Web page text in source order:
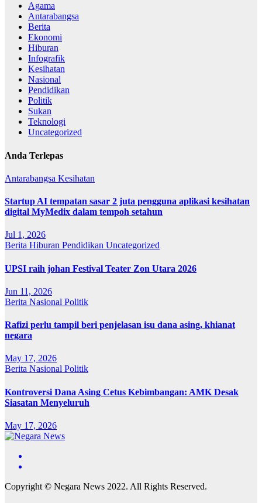
Agama
Antarabangsa
Berita
Ekonomi
Hiburan
Infografik
Kesihatan
Nasional
Pendidikan
Politik
Sukan
Teknologi
Uncategorized
Anda Terlepas
Antarabangsa Kesihatan
Startup AI tempatan sasar 2 juta pengguna aplikasi kesihatan
digital MyMedix dalam tempoh setahun
Jul 1, 2026
Berita Hiburan Pendidikan Uncategorized
UPSI raih johan Festival Teater Zon Utara 2026
Jun 11, 2026
Berita Nasional Politik
Rafizi perlu tampil beri penjelasan isu dana asing, khianat
negara
May 17, 2026
Berita Nasional Politik
Kontroversi Dana Asing Cetus Kebimbangan: AMK Desak
Siasatan Menyeluruh
May 17, 2026
Copyright © Negara News 2022. All Rights Reserved.